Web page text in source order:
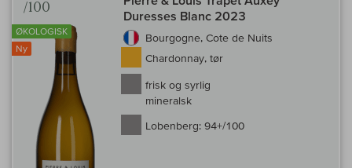
/100
ØKOLOGISK
Ny
Duresses Blanc 2023
Bourgogne, Cote de Nuits
Chardonnay, tør
frisk og syrlig
mineralsk
Lobenberg: 94+/100